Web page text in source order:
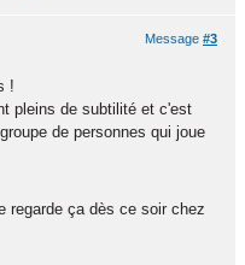
Message #3
!
pleins de subtilité et c'est
de personnes qui joue
regarde ça dès ce soir chez